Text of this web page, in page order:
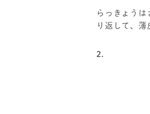
らっきょう
り返して、薄
2.